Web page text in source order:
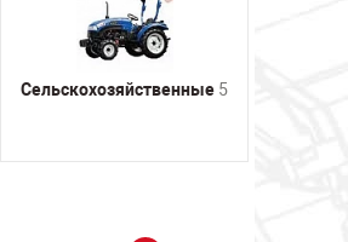
Сельскохозяйственные 5